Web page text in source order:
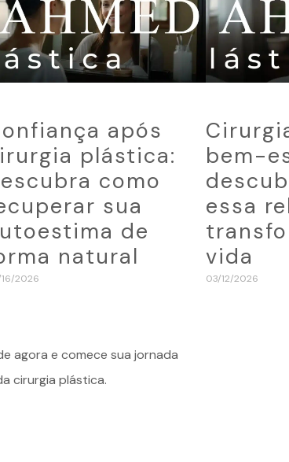
após
plástica:
como
sua
de
natural
2026
bem-
essa
vida
03/12/2026
agora e comece sua jornada
cirurgia plástica.